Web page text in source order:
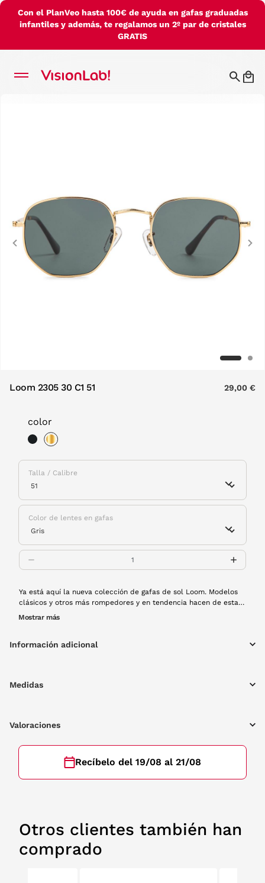
Con el PlanVeo hasta 100€ de ayuda en gafas graduadas
infantiles y además, te regalamos un 2º par de cristales
GRATIS
Previous
Loom 2305 30 C1 51 29,00 €
color
Talla / Calibre
Color de lentes en gafas
Ya está aquí la nueva colección de gafas de sol Loom. Modelos
clásicos y otros más rompedores y en tendencia hacen de esta
colección primaveral una delicia para los amantes de las gafas
Mostrar más
Información adicional
Medidas
Valoraciones
Recíbelo del 19/08 al 21/08
Otros clientes también han
comprado